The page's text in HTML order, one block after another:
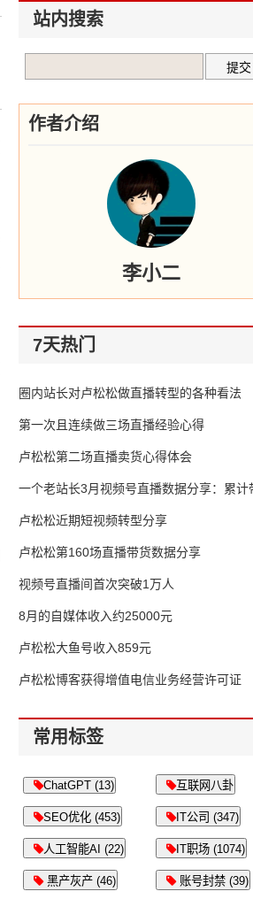
站内搜索
作者介绍
李小二
7天热门
圈内站长对卢松松做直播转型的各种看法
第一次且连续做三场直播经验心得
卢松松第二场直播卖货心得体会
一个老站长3月视频号直播数据分享：累计
65万
卢松松近期短视频转型分享
卢松松第160场直播带货数据分享
视频号直播间首次突破1万人
8月的自媒体收入约25000元
卢松松大鱼号收入859元
卢松松博客获得增值电信业务经营许可证
常用标签
ChatGPT (13) 互联网八卦
SEO优化 (453) IT公司 (347)
人工智能AI (22) IT职场 (1074)
黑产灰产 (46) 账号封禁 (39)